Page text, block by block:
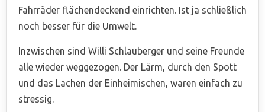
Fahrräder flächendeckend einrichten. Ist ja schließlich
noch besser für die Umwelt.
Inzwischen sind Willi Schlauberger und seine Freunde
alle wieder weggezogen. Der Lärm, durch den Spott
und das Lachen der Einheimischen, waren einfach zu
stressig.